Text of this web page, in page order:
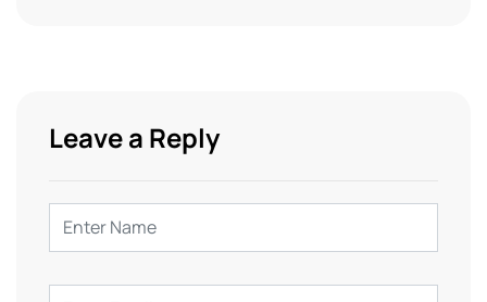
Leave a Reply